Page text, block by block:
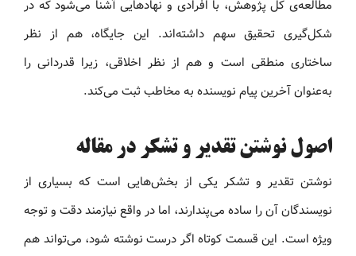
مطالعه‌ی کل پژوهش، با افرادی و نهادهایی آشنا می‌شود که در
شکل‌گیری تحقیق سهم داشته‌اند. این جایگاه، هم از نظر
ساختاری منطقی است و هم از نظر اخلاقی، زیرا قدردانی را
به‌عنوان آخرین پیام نویسنده به مخاطب ثبت می‌کند.
اصول نوشتن تقدیر و تشکر در مقاله
نوشتن تقدیر و تشکر یکی از بخش‌هایی است که بسیاری از
نویسندگان آن را ساده می‌پندارند، اما در واقع نیازمند دقت و توجه
ویژه است. این قسمت کوتاه اگر درست نوشته شود، می‌تواند هم